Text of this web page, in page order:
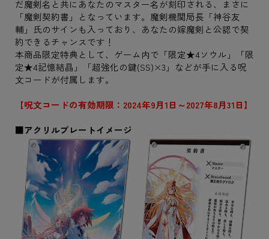
だ魔剣名と共にあなたのマスター名が刻印される、まさに
「魔剣契約書」となっています。魔剣機関局長「神谷友
輔」氏のサインも入っており、あなたの嫁魔剣と公認で契
約できるチャンスです！
本商品限定特典として、ゲーム内で「限定★4ソウル」「限
定★4記憶結晶」「超強化の鍵(SS)×3」などが手に入る呪
文コードが付属します。
【呪文コードの有効期限：2024年9月1日～2027年8月31日】
■アクリルプレートイメージ